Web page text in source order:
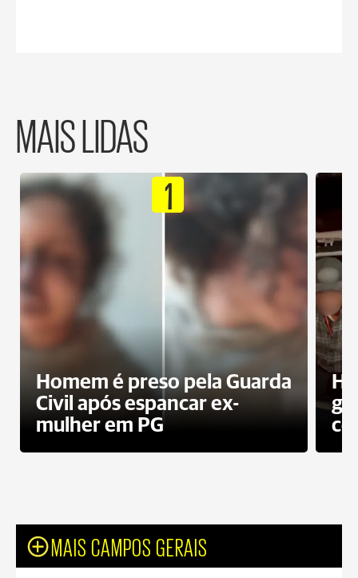
MAIS LIDAS
1
Homem é preso pela Guarda
Civil após espancar ex-
mulher em PG
MAIS CAMPOS GERAIS